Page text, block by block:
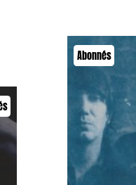
Abonnés